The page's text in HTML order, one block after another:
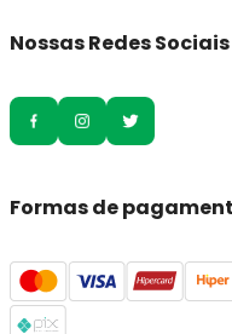
Nossas Redes Sociais
Formas de